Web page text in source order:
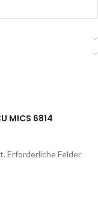
MICS 6814
Erforderliche Felder